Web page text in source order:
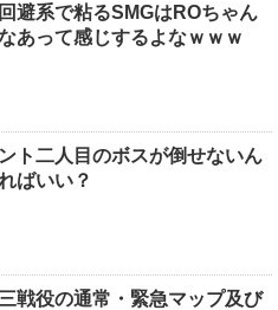
避系で粘るSMGはROちゃん
あって感じするよなｗｗｗ
ト二人目のボスが倒せないん
ばいい？
戦役の通常・緊急マップ及び